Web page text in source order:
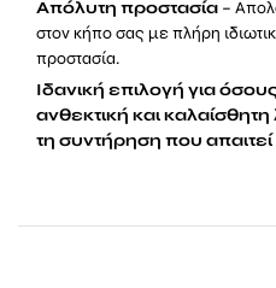
Απόλυτη προστασία –
στον κήπο σας με πλήρη
προστασία.
Ιδανική επιλογή για
ανθεκτική και
τη συντήρηση που